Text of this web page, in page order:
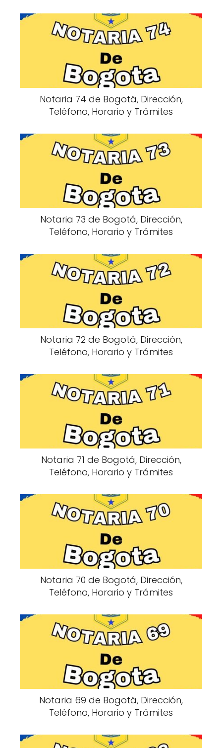
Notaria 74 de Bogotá, Dirección,
Teléfono, Horario y Trámites
Notaria 73 de Bogotá, Dirección,
Teléfono, Horario y Trámites
Notaria 72 de Bogotá, Dirección,
Teléfono, Horario y Trámites
Notaria 71 de Bogotá, Dirección,
Teléfono, Horario y Trámites
Notaria 70 de Bogotá, Dirección,
Teléfono, Horario y Trámites
Notaria 69 de Bogotá, Dirección,
Teléfono, Horario y Trámites